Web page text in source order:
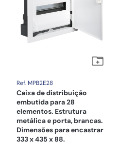
Ref. MPB2E28
Caixa de distribuição
embutida para 28
elementos. Estrutura
metálica e porta, brancas.
Dimensões para encastrar
333 x 435 x 88.